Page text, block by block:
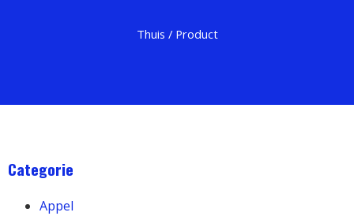
Thuis / Product
Categorie
Appel